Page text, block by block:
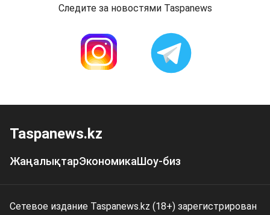
Следите за новостями Taspanews
Taspanews.kz
ЖаңалықтарЭкономикаШоу-биз
Сетевое издание Taspanews.kz (18+) зарегистрирован